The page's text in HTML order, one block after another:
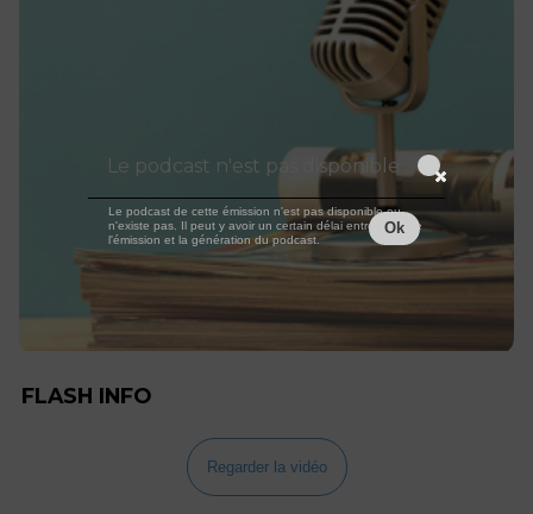
FLASH INFO
Regarder la vidéo
Le podcast n'est pas disponible
Le podcast de cette émission n'est pas disponible ou
n'existe pas. Il peut y avoir un certain délai entre la fin de
l'émission et la génération du podcast.
Ok